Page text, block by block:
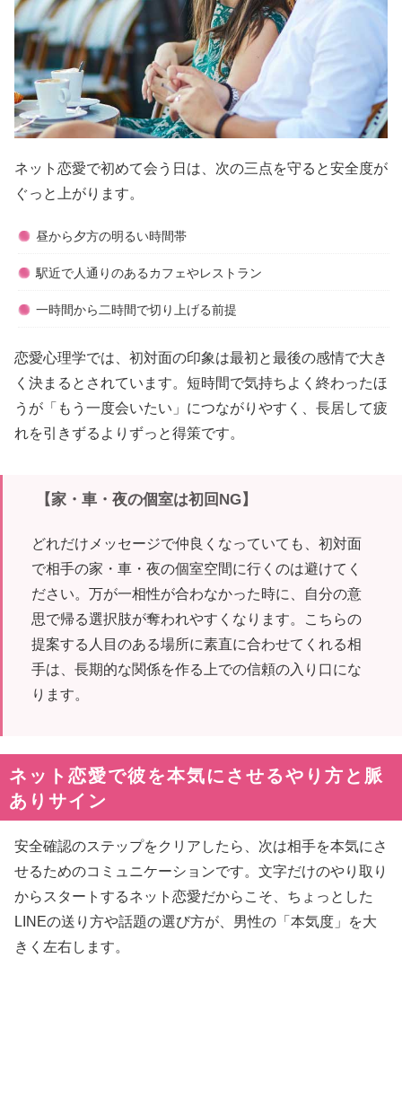
ネット恋愛で初めて会う日は、次の三点を守ると安全度が
ぐっと上がります。
昼から夕方の明るい時間帯
駅近で人通りのあるカフェやレストラン
一時間から二時間で切り上げる前提
恋愛心理学では、初対面の印象は最初と最後の感情で大き
く決まるとされています。短時間で気持ちよく終わったほ
うが「もう一度会いたい」につながりやすく、長居して疲
れを引きずるよりずっと得策です。
【家・車・夜の個室は初回NG】
どれだけメッセージで仲良くなっていても、初対面
で相手の家・車・夜の個室空間に行くのは避けてく
ださい。万が一相性が合わなかった時に、自分の意
思で帰る選択肢が奪われやすくなります。こちらの
提案する人目のある場所に素直に合わせてくれる相
手は、長期的な関係を作る上での信頼の入り口にな
ります。
ネット恋愛で彼を本気にさせるやり方と脈
ありサイン
安全確認のステップをクリアしたら、次は相手を本気にさ
せるためのコミュニケーションです。文字だけのやり取り
からスタートするネット恋愛だからこそ、ちょっとした
LINEの送り方や話題の選び方が、男性の「本気度」を大
きく左右します。